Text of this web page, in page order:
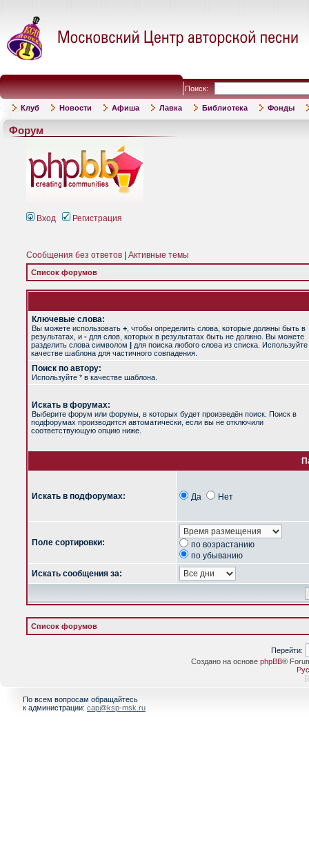
Поиск:
Клуб Новости Афиша Лавка Библиотека Фонды
Форум
Вход Регистрация
Сообщения без ответов Активные темы
Список форумов
Ключевые слова:
Вы можете использовать + , чтобы определить слова, которые должны быть в
результатах, и - для слов, которых в результатах быть не должно. Вы можете
разделить слова символом | для поиска любого слова из списка. Используйте
качестве шаблона для частичного совпадения.
Поиск по автору:
Используйте * в качестве шаблона.
Искать в форумах:
Выберите форум или форумы, в которых будет произведён поиск. Поиск в
подфорумах производится автоматически, если вы не отключили
соответствующую опцию ниже.
Искать в подфорумах: Да Нет
Поле сортировки:
по возрастанию
по убыванию
Искать сообщения за:
Список форумов
Перейти:
Создано на основе phpBB®
[
По всем вопросам обращайтесь
к администрации: cap@ksp-msk.ru